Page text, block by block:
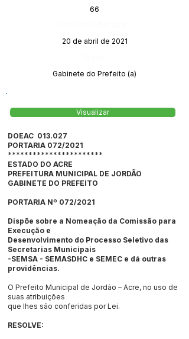
66
20 de abril de 2021
Gabinete do Prefeito (a)
Visualizar
DOEAC 013.027
PORTARIA 072/2021
***********************
ESTADO DO ACRE
PREFEITURA MUNICIPAL DE JORDÃO
GABINETE DO PREFEITO
PORTARIA Nº 072/2021
Dispõe sobre a Nomeação da Comissão para
Execução e
Desenvolvimento do Processo Seletivo das
Secretarias Municipais
-SEMSA - SEMASDHC e SEMEC e dá outras
providências.
O Prefeito Municipal de Jordão – Acre, no uso de
suas atribuições
que lhes são conferidas por Lei.
RESOLVE: